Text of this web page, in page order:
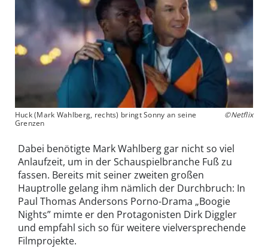
Huck (Mark Wahlberg, rechts) bringt Sonny an seine
Grenzen
©Netflix
Dabei benötigte Mark Wahlberg gar nicht so viel
Anlaufzeit, um in der Schauspielbranche Fuß zu
fassen. Bereits mit seiner zweiten großen
Hauptrolle gelang ihm nämlich der Durchbruch: In
Paul Thomas Andersons Porno-Drama „Boogie
Nights” mimte er den Protagonisten Dirk Diggler
und empfahl sich so für weitere vielversprechende
Filmprojekte.